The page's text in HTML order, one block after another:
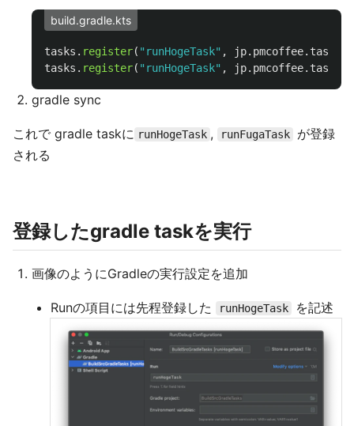
build.gradle.kts
tasks . register( "runHogeTask" , jp. pmcoffee. tasks
tasks . register( "runHogeTask" , jp. pmcoffee. tasks
gradle sync
これで gradle taskに runHogeTask , runFugaTask
が登録
される
登録したgradle taskを実行
画像のようにGradleの実行設定を追加
Runの項目には先程登録した runHogeTask を記述